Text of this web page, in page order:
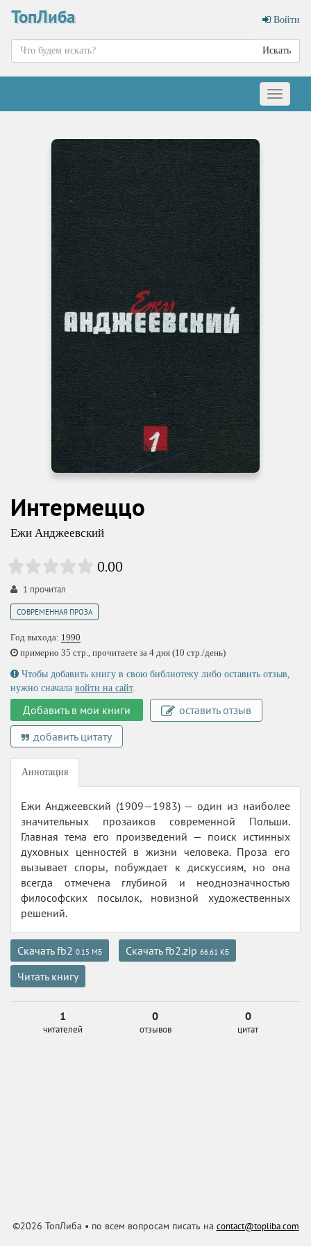
ТопЛиба Войти
Искать
Меню
Интермеццо
Ежи Анджеевский
0.00
1 прочитал
СОВРЕМЕННАЯ ПРОЗА
Год выхода: 1990
примерно 35 стр., прочитаете за 4 дня (10 стр./день)
Чтобы добавить книгу в свою библиотеку либо оставить отзыв,
нужно сначала войти на сайт.
Добавить в мои книги
оставить отзыв
добавить цитату
Аннотация
Ежи Анджеевский (1909—1983) — один из наиболее
значительных прозаиков современной Польши.
Главная тема его произведений — поиск истинных
духовных ценностей в жизни человека. Проза его
вызывает споры, побуждает к дискуссиям, но она
всегда отмечена глубиной и неоднозначностью
философских посылок, новизной художественных
решений.
Скачать fb2 0.15 МБ Скачать fb2.zip 66.61 КБ
Читать книгу
1
читателей
0
отзывов
0
цитат
©2026 ТопЛиба • по всем вопросам писать на contact@topliba.com